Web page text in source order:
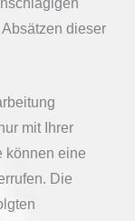
dieser
mit Ihrer
können eine
Die